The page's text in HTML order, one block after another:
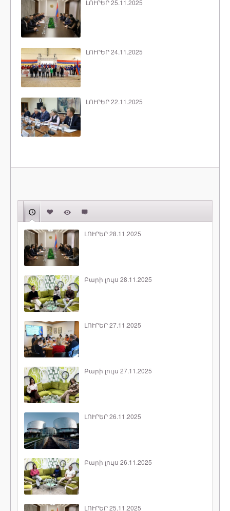
ԼՈՒՐԵՐ 25.11.2025
ԼՈՒՐԵՐ 24.11.2025
ԼՈՒՐԵՐ 22.11.2025
ԼՈՒՐԵՐ 28.11.2025
Բարի լույս 28.11.2025
ԼՈՒՐԵՐ 27.11.2025
Բարի լույս 27.11.2025
ԼՈՒՐԵՐ 26.11.2025
Բարի լույս 26.11.2025
ԼՈՒՐԵՐ 25.11.2025